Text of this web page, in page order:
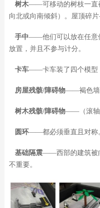
树木——可移动的树枝一直
向北或向南倾斜）。屋顶碎
手中——他们可以放在任意
放置，并且不参与计分。
卡车——卡车装了四个模型
房屋残骸/障碍物——褐色墙
树木残骸/障碍物——（滚轴
圆环——都必须垂直且对称
基础隔震——西部的建筑被
不重要。